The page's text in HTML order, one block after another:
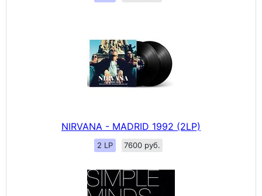
NIRVANA - MADRID 1992 (2LP)
2 LP 7600 руб.